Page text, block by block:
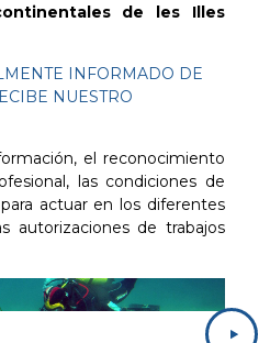
de les Illes
INFORMADO DE
NUESTRO
el reconocimiento
las condiciones de
actuar en los diferentes
autorizaciones de trabajos